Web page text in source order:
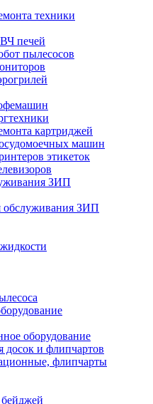
техники
печей
пылесосов
картриджей
машин
этикеток
ЗИП
обслуживания ЗИП
оборудование
досок и флипчартов
флипчарты